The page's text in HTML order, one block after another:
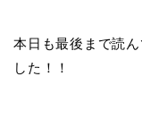
本日も最後まで読
した！！